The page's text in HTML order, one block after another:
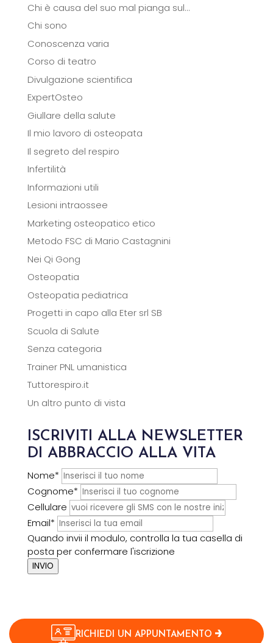
Chi è causa del suo mal pianga sul…
Chi sono
Conoscenza varia
Corso di teatro
Divulgazione scientifica
ExpertOsteo
Giullare della salute
Il mio lavoro di osteopata
Il segreto del respiro
Infertilità
Informazioni utili
Lesioni intraossee
Marketing osteopatico etico
Metodo FSC di Mario Castagnini
Nei Qi Gong
Osteopatia
Osteopatia pediatrica
Progetti in capo alla Eter srl SB
Scuola di Salute
Senza categoria
Trainer PNL umanistica
Tuttorespiro.it
Un altro punto di vista
ISCRIVITI ALLA NEWSLETTER
DI ABBRACCIO ALLA VITA
Nome*
Cognome*
Cellulare
Email*
Quando invii il modulo, controlla la tua casella di
posta per confermare l'iscrizione
INVIO
RICHIEDI UN APPUNTAMENTO